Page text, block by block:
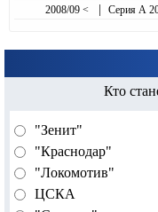
2008/09 < | Серия А
Кто
"Зенит"
"Краснодар"
"Локомотив"
ЦСКА